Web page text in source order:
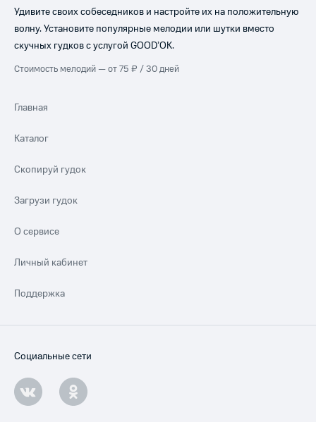
Удивите своих собеседников и настройте их на положительную
волну. Установите популярные мелодии или шутки вместо
скучных гудков с услугой GOOD’OK.
Стоимость мелодий — от 75 ₽ / 30 дней
Главная
Каталог
Скопируй гудок
Загрузи гудок
О сервисе
Личный кабинет
Поддержка
Социальные сети